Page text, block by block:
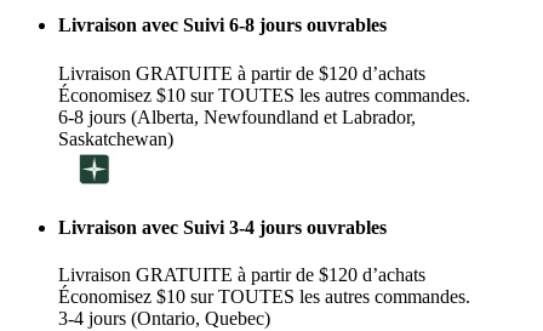
Livraison avec Suivi 6-8 jours ouvrables
Livraison GRATUITE à partir de $120 d’achats
Économisez $10 sur TOUTES les autres commandes.
6-8 jours (Alberta, Newfoundland et Labrador,
Saskatchewan)
Livraison avec Suivi 3-4 jours ouvrables
Livraison GRATUITE à partir de $120 d’achats
Économisez $10 sur TOUTES les autres commandes.
3-4 jours (Ontario, Quebec)